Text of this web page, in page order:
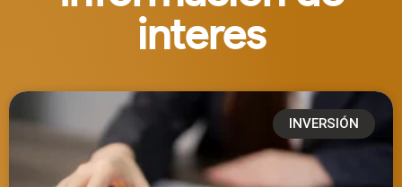
interes
INVERSIÓN